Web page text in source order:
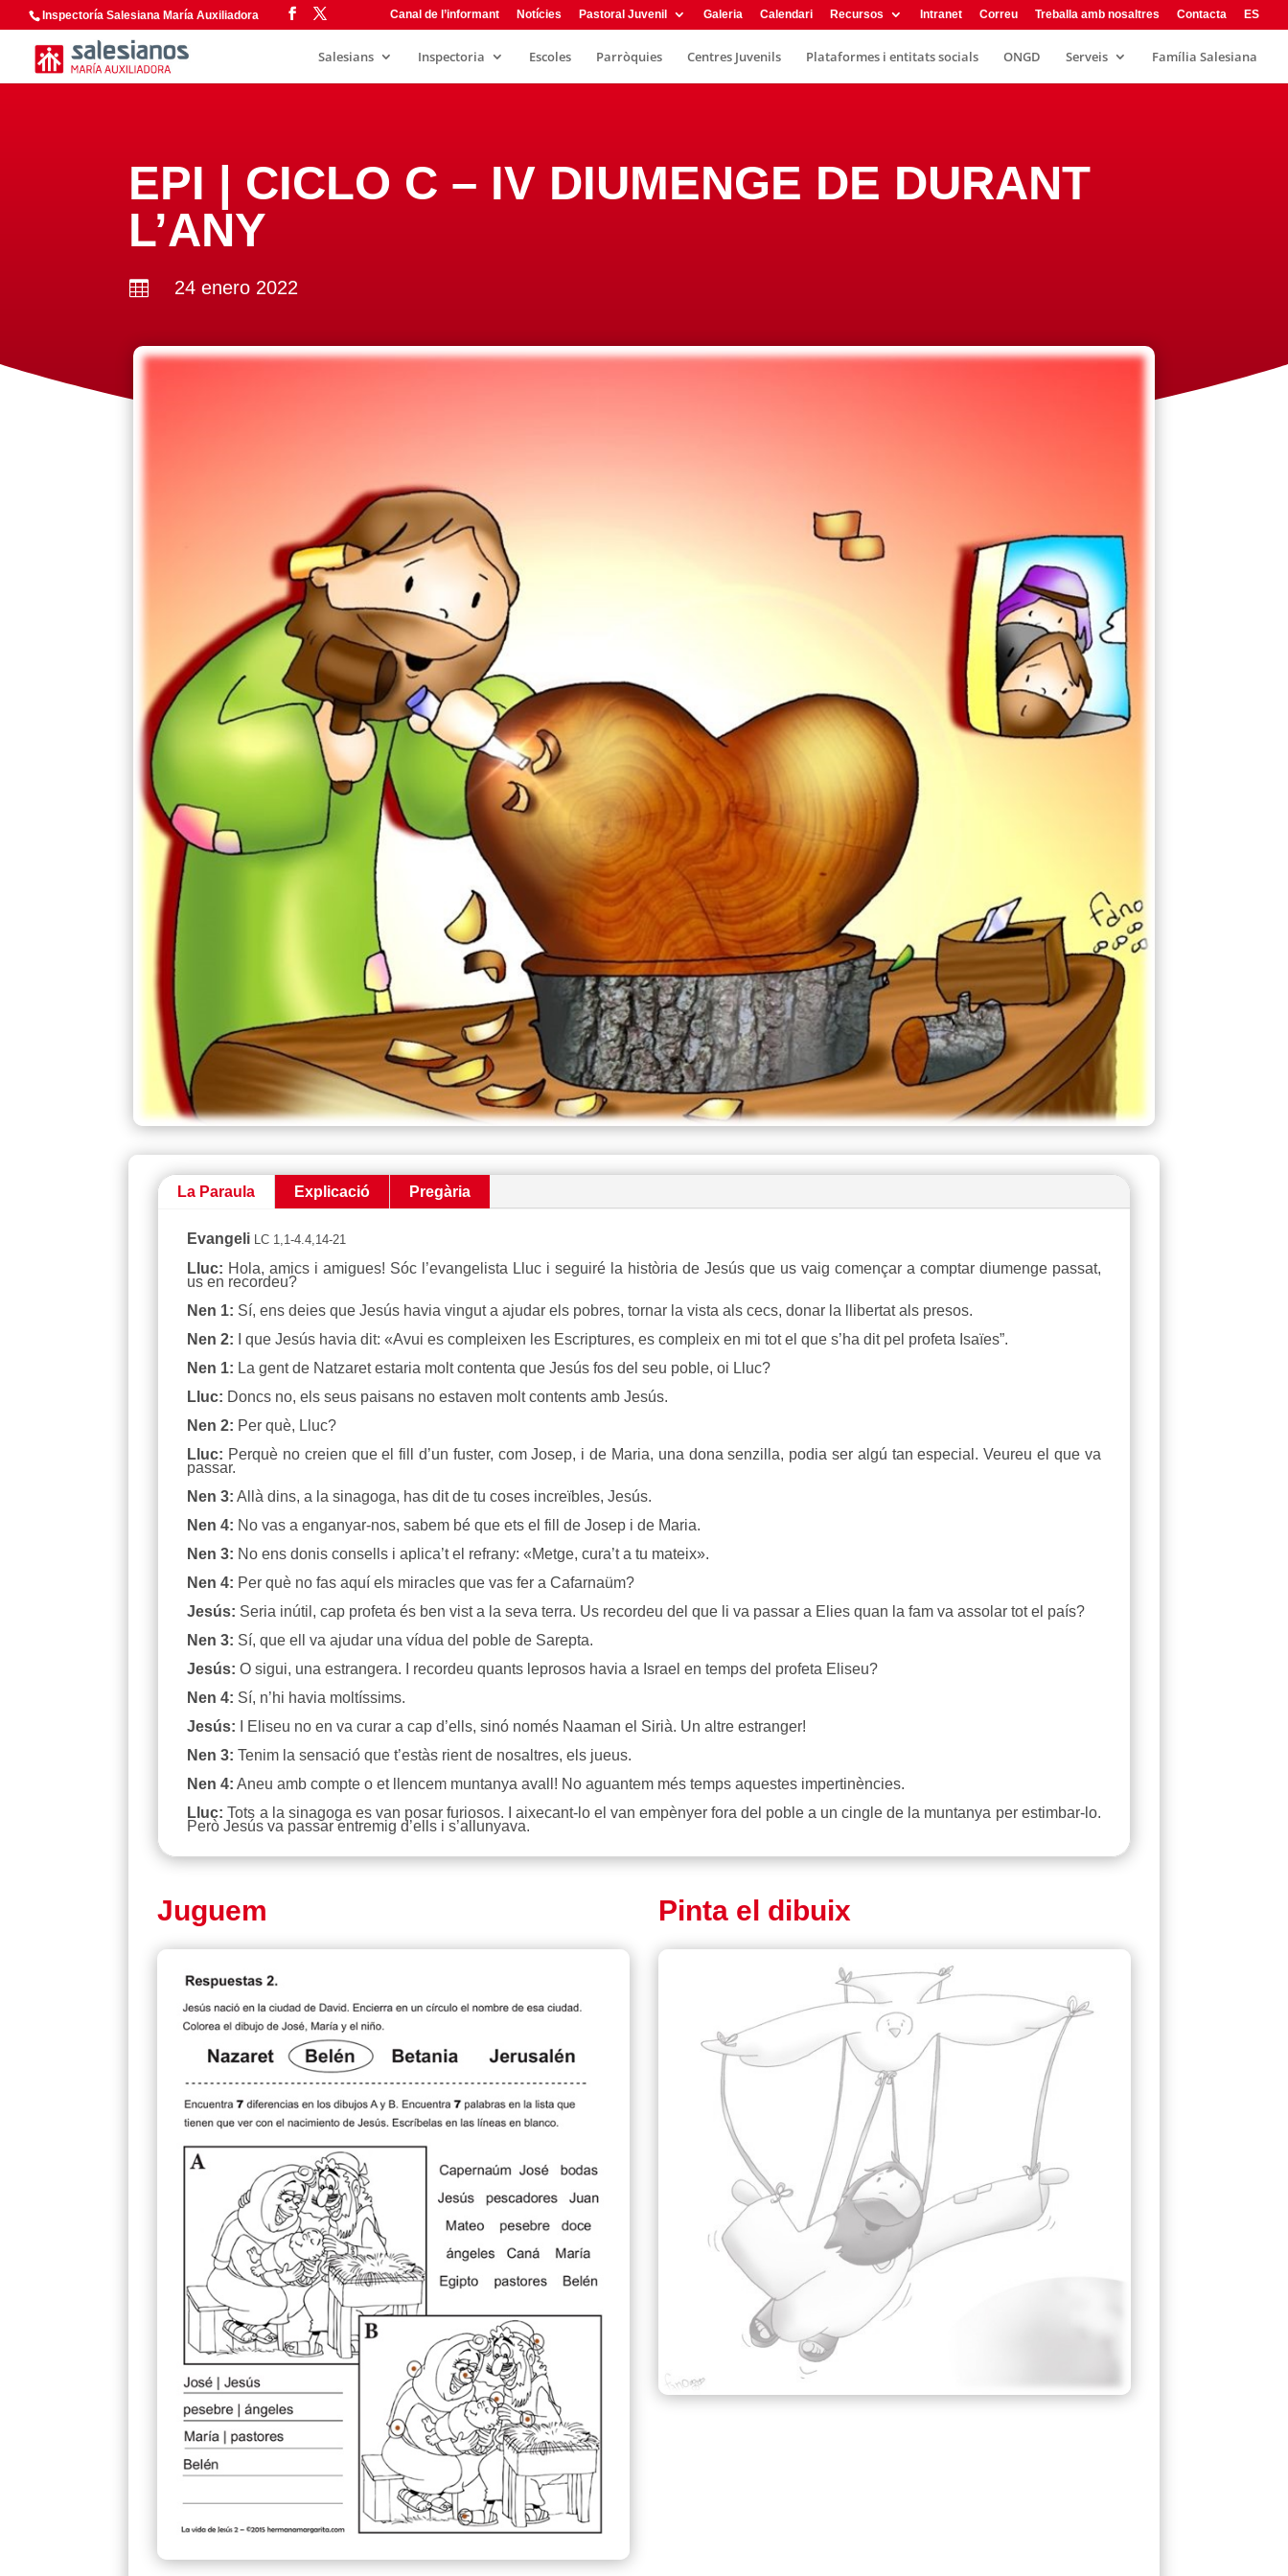
Inspectoría Salesiana María Auxiliadora Canal de l’informant Notícies Pastoral Juvenil Galeria Calendari Recursos Intranet Correu Treballa amb nosaltres Contacta ES
Salesians Inspectoria Escoles Parròquies Centres Juvenils Plataformes i entitats socials ONGD Serveis Família Salesiana
EPI | CICLO C – IV DIUMENGE DE DURANT
L’ANY
 24 enero 2022
La Paraula Explicació Pregària
Evangeli LC 1,1-4.4,14-21
Lluc: Hola, amics i amigues! Sóc l’evangelista Lluc i seguiré la història de Jesús que us vaig començar a comptar diumenge passat,
us en recordeu?
Nen 1: Sí, ens deies que Jesús havia vingut a ajudar els pobres, tornar la vista als cecs, donar la llibertat als presos.
Nen 2: I que Jesús havia dit: «Avui es compleixen les Escriptures, es compleix en mi tot el que s’ha dit pel profeta Isaïes”.
Nen 1: La gent de Natzaret estaria molt contenta que Jesús fos del seu poble, oi Lluc?
Lluc: Doncs no, els seus paisans no estaven molt contents amb Jesús.
Nen 2: Per què, Lluc?
Lluc: Perquè no creien que el fill d’un fuster, com Josep, i de Maria, una dona senzilla, podia ser algú tan especial. Veureu el que va
passar.
Nen 3: Allà dins, a la sinagoga, has dit de tu coses increïbles, Jesús.
Nen 4: No vas a enganyar-nos, sabem bé que ets el fill de Josep i de Maria.
Nen 3: No ens donis consells i aplica’t el refrany: «Metge, cura’t a tu mateix».
Nen 4: Per què no fas aquí els miracles que vas fer a Cafarnaüm?
Jesús: Seria inútil, cap profeta és ben vist a la seva terra. Us recordeu del que li va passar a Elies quan la fam va assolar tot el país?
Nen 3: Sí, que ell va ajudar una vídua del poble de Sarepta.
Jesús: O sigui, una estrangera. I recordeu quants leprosos havia a Israel en temps del profeta Eliseu?
Nen 4: Sí, n’hi havia moltíssims.
Jesús: I Eliseu no en va curar a cap d’ells, sinó només Naaman el Sirià. Un altre estranger!
Nen 3: Tenim la sensació que t’estàs rient de nosaltres, els jueus.
Nen 4: Aneu amb compte o et llencem muntanya avall! No aguantem més temps aquestes impertinències.
Lluc: Tots a la sinagoga es van posar furiosos. I aixecant-lo el van empènyer fora del poble a un cingle de la muntanya per estimbar-lo.
Però Jesús va passar entremig d’ells i s’allunyava.
Juguem Pinta el dibuix